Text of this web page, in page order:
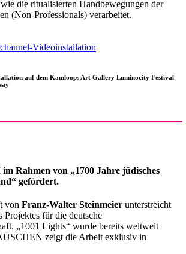
die ritualisierten Handbewegungen der
(Non-Professionals) verarbeitet.
auf dem Kamloops Art Gallery Luminocity Festival
Rahmen von „1700 Jahre jüdisches
gefördert.
von Franz-Walter Steinmeier unterstreicht
Projektes für die deutsche
„1001 Lights“ wurde bereits weltweit
zeigt die Arbeit exklusiv in